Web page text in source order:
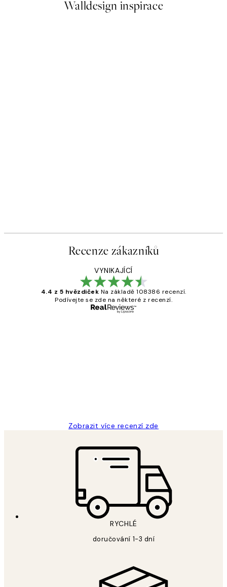
Walldesign inspirace
Recenze zákazníků
VYNIKAJÍCÍ
4.4 z 5 hvězdiček Na základě 108386 recenzí.
Podívejte se zde na některé z recenzí.
Zobrazit více recenzí zde
RYCHLÉ
doručování 1-3 dní